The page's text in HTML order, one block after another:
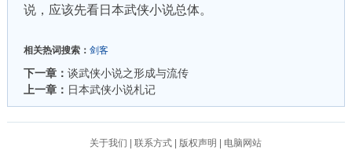
说，应该先看日本武侠小说总体。
相关热词搜索： 剑客
下一章： 谈武侠小说之形成与流传
上一章： 日本武侠小说札记
关于我们 |联系方式 版权声明 电脑网站